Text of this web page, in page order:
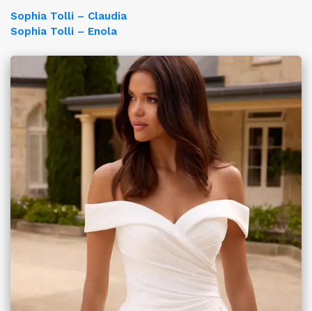
Sophia Tolli – Claudia
Sophia Tolli – Enola